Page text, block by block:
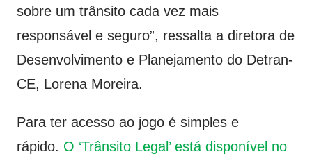
sobre um trânsito cada vez mais
responsável e seguro”, ressalta a diretora de
Desenvolvimento e Planejamento do Detran-
CE, Lorena Moreira.
Para ter acesso ao jogo é simples e
rápido. O ‘Trânsito Legal’ está disponível no